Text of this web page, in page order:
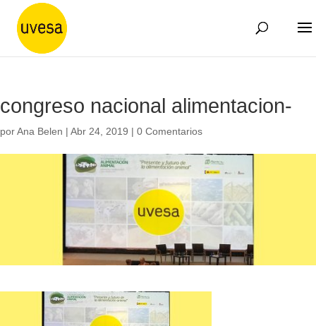
congreso nacional alimentacion-
porAna Belen | Abr 24, 2019 | 0 Comentarios